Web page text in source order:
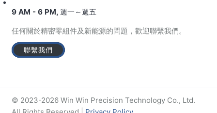
9 AM - 6 PM, 週一～週五
任何關於精密零組件及新能源的問題，歡迎聯繫我們。
聯繫我們
© 2023-2026 Win Win Precision Technology Co., Ltd.